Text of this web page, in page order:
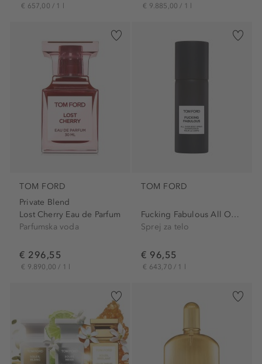
€ 657,00 / 1 l € 9.885,00 / 1 l
TOM FORD
Private Blend
Lost Cherry Eau de Parfum
Parfumska voda
€ 296,55
€ 9.890,00 / 1 l
TOM FORD
Fucking Fabulous All Over...
Sprej za telo
€ 96,55
€ 643,70 / 1 l